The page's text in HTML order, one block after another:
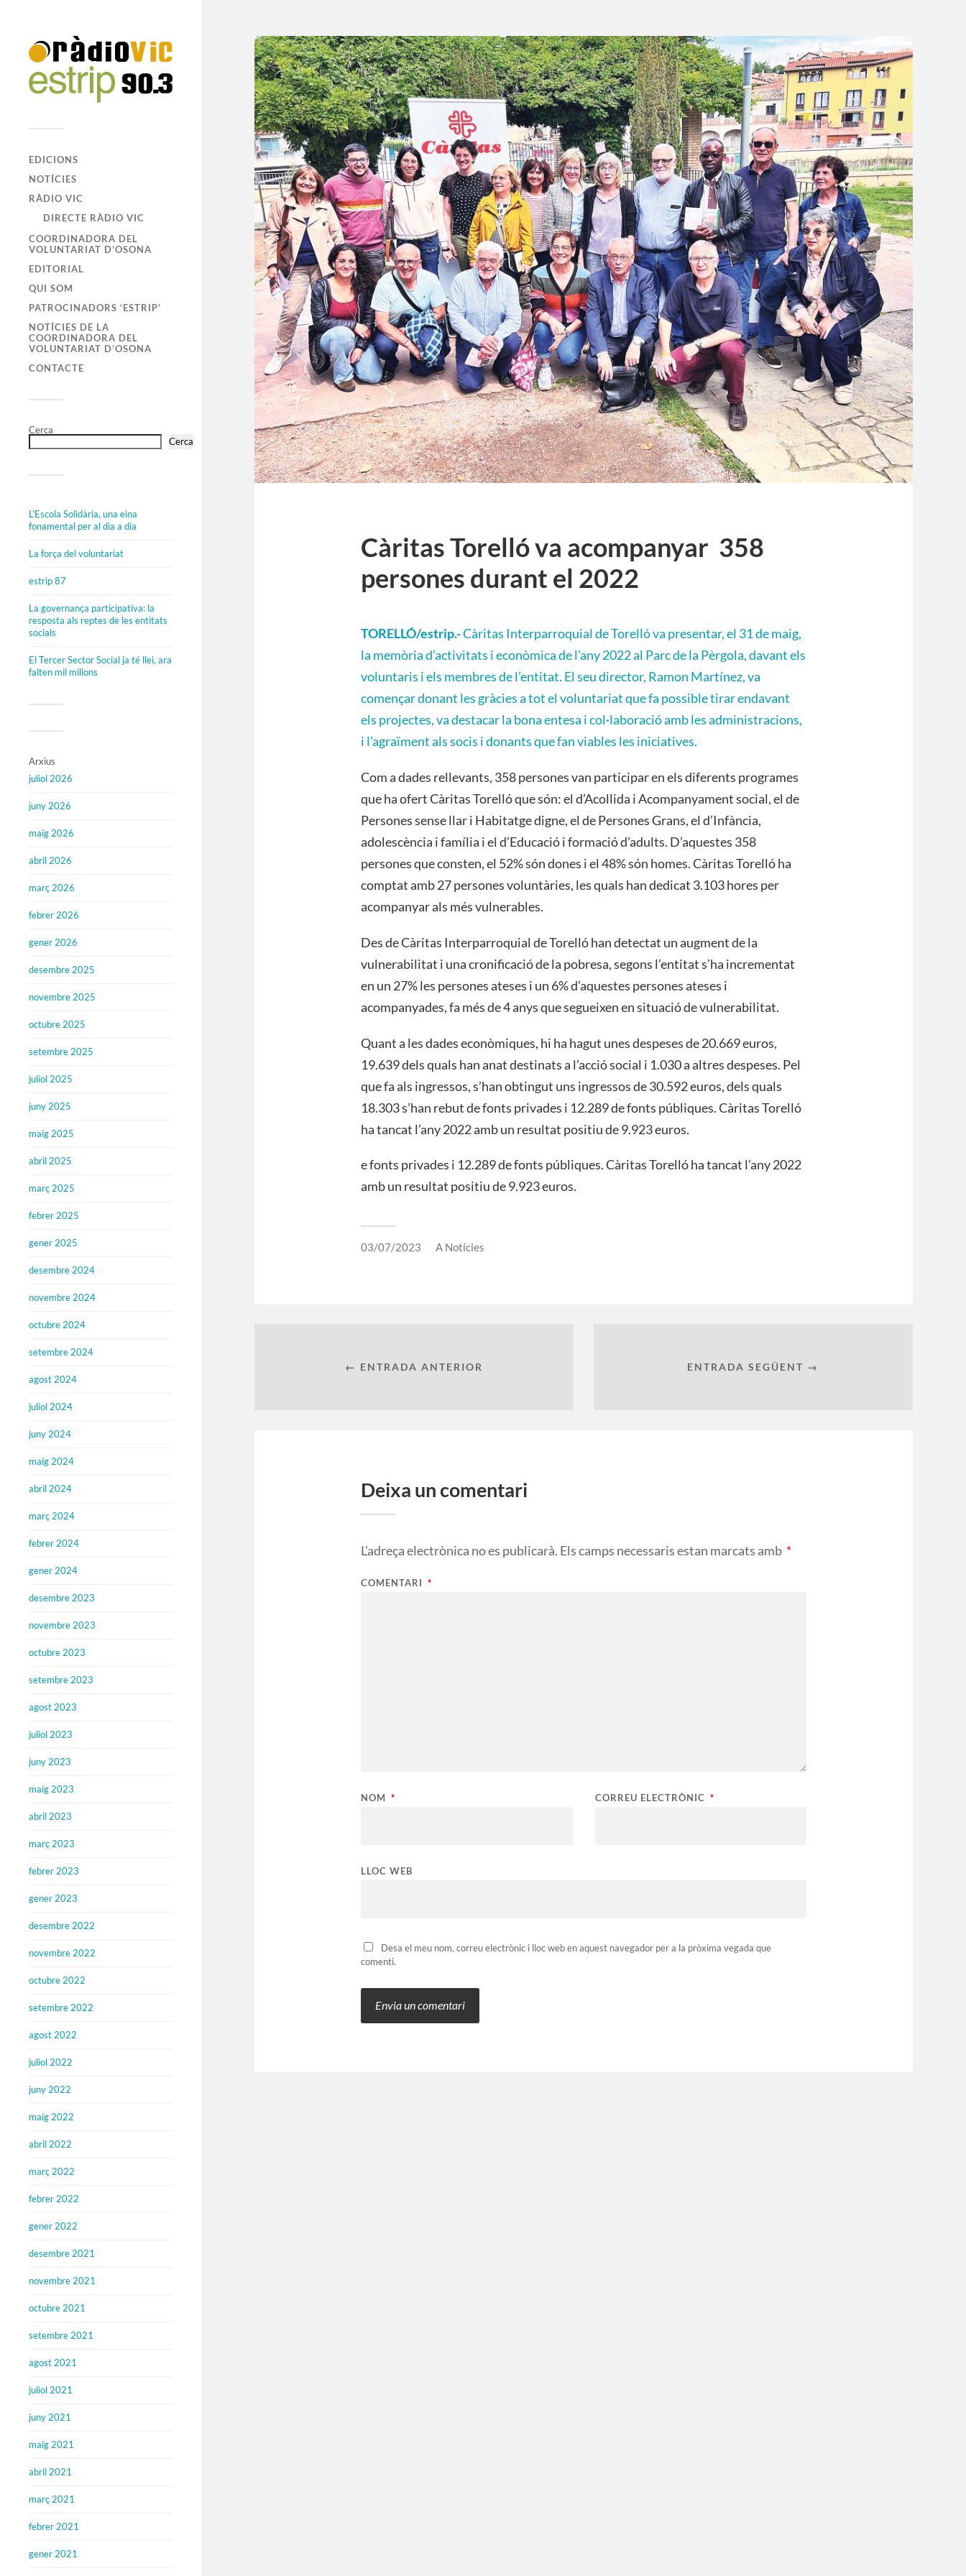
EDICIONS
NOTÍCIES
RÀDIO VIC
DIRECTE RÀDIO VIC
COORDINADORA DEL
VOLUNTARIAT D’OSONA
EDITORIAL
QUI SOM
PATROCINADORS ‘ESTRIP’
NOTÍCIES DE LA
COORDINADORA DEL
VOLUNTARIAT D’OSONA
CONTACTE
Cerca
Cerca
L’Escola Solidària, una eina
fonamental per al dia a dia
La força del voluntariat
estrip 87
La governança participativa: la
resposta als reptes de les entitats
socials
El Tercer Sector Social ja té llei, ara
falten mil milions
Arxius
juliol 2026
juny 2026
maig 2026
abril 2026
març 2026
febrer 2026
gener 2026
desembre 2025
novembre 2025
octubre 2025
setembre 2025
juliol 2025
juny 2025
maig 2025
abril 2025
març 2025
febrer 2025
gener 2025
desembre 2024
novembre 2024
octubre 2024
setembre 2024
agost 2024
juliol 2024
juny 2024
maig 2024
abril 2024
març 2024
febrer 2024
gener 2024
desembre 2023
novembre 2023
octubre 2023
setembre 2023
agost 2023
juliol 2023
juny 2023
maig 2023
abril 2023
març 2023
febrer 2023
gener 2023
desembre 2022
novembre 2022
octubre 2022
setembre 2022
agost 2022
juliol 2022
juny 2022
maig 2022
abril 2022
març 2022
febrer 2022
gener 2022
desembre 2021
novembre 2021
octubre 2021
setembre 2021
agost 2021
juliol 2021
juny 2021
maig 2021
abril 2021
març 2021
febrer 2021
gener 2021
Càritas Torelló va acompanyar 358
persones durant el 2022
TORELLÓ/estrip.-Càritas Interparroquial de Torelló va presentar, el 31 de maig,
la memòria d’activitats i econòmica de l’any 2022 al Parc de la Pèrgola, davant els
voluntaris i els membres de l’entitat. El seu director, Ramon Martínez, va
començar donant les gràcies a tot el voluntariat que fa possible tirar endavant
els projectes, va destacar la bona entesa i col·laboració amb les administracions,
i l’agraïment als socis i donants que fan viables les iniciatives.
Com a dades rellevants, 358 persones van participar en els diferents programes
que ha ofert Càritas Torelló que són: el d’Acollida i Acompanyament social, el de
Persones sense llar i Habitatge digne, el de Persones Grans, el d’Infància,
adolescència i família i el d’Educació i formació d’adults. D’aquestes 358
persones que consten, el 52% són dones i el 48% són homes. Càritas Torelló ha
comptat amb 27 persones voluntàries, les quals han dedicat 3.103 hores per
acompanyar als més vulnerables.
Des de Càritas Interparroquial de Torelló han detectat un augment de la
vulnerabilitat i una cronificació de la pobresa, segons l’entitat s’ha incrementat
en un 27% les persones ateses i un 6% d’aquestes persones ateses i
acompanyades, fa més de 4 anys que segueixen en situació de vulnerabilitat.
Quant a les dades econòmiques, hi ha hagut unes despeses de 20.669 euros,
19.639 dels quals han anat destinats a l’acció social i 1.030 a altres despeses. Pel
que fa als ingressos, s’han obtingut uns ingressos de 30.592 euros, dels quals
18.303 s’han rebut de fonts privades i 12.289 de fonts públiques. Càritas Torelló
ha tancat l’any 2022 amb un resultat positiu de 9.923 euros.
e fonts privades i 12.289 de fonts públiques. Càritas Torelló ha tancat l’any 2022
amb un resultat positiu de 9.923 euros.
03/07/2023 A Notícies
← ENTRADA ANTERIOR ENTRADA SEGÜENT →
Deixa un comentari
L'adreça electrònica no es publicarà. Els camps necessaris estan marcats amb *
COMENTARI *
NOM * CORREU ELECTRÒNIC *
LLOC WEB
Desa el meu nom, correu electrònic i lloc web en aquest navegador per a la pròxima vegada que
comenti.